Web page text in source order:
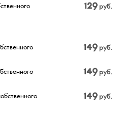
129руб.
149руб.
149руб.
149руб.